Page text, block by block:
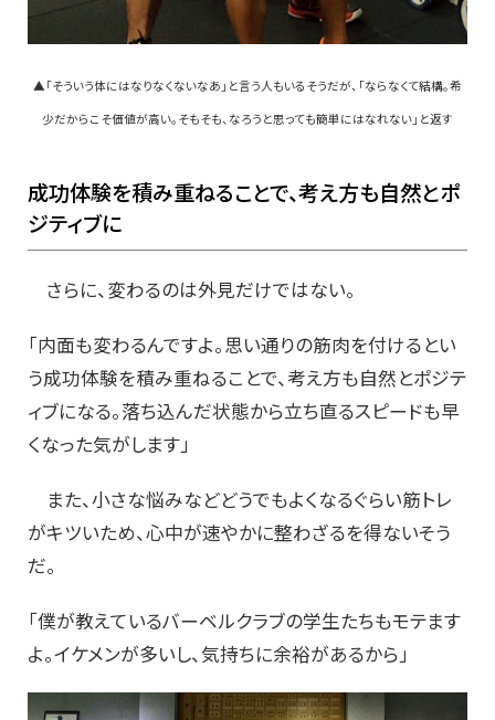
▲「そういう体にはなりなくないなあ」と言う人もいるそうだが、「ならなくて結構。希
少だからこそ価値が高い。そもそも、 なろうと思っても簡単にはなれない」と返す
成功体験を積み重ねることで、考え方も自然とポ
ジティブに
さらに、変わるのは外見だけではない。
「内面も変わるんですよ。思い通りの筋肉を付けるとい
う成功体験を積み重ねることで、考え方も自然とポジテ
ィブになる。落ち込んだ状態から立ち直るスピードも早
くなった気がします」
また、小さな悩みなどどうでもよくなるぐらい筋トレ
がキツいため、心中が速やかに整わざるを得ないそう
だ。
「僕が教えているバーベルクラブの学生たちもモテます
よ。イケメンが多いし、気持ちに余裕があるから」